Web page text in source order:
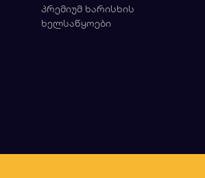
პრემიუმ ხარისხის
ხელსაწყოები